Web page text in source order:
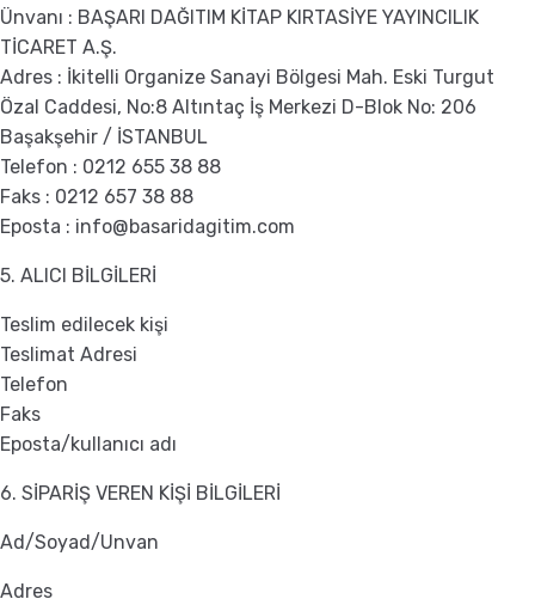
Ünvanı : BAŞARI DAĞITIM KİTAP KIRTASİYE YAYINCILIK
TİCARET A.Ş.
Adres : İkitelli Organize Sanayi Bölgesi Mah. Eski Turgut
Özal Caddesi, No:8 Altıntaç İş Merkezi D-Blok No: 206
Başakşehir / İSTANBUL
Telefon : 0212 655 38 88
Faks : 0212 657 38 88
Eposta : info@basaridagitim.com
5. ALICI BİLGİLERİ
Teslim edilecek kişi
Teslimat Adresi
Telefon
Faks
Eposta/kullanıcı adı
6. SİPARİŞ VEREN KİŞİ BİLGİLERİ
Ad/Soyad/Unvan
Adres